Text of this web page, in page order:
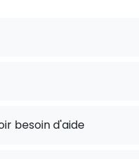
besoin d'aide